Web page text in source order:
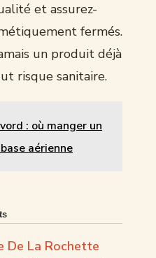
et assurez-
fermés.
un produit déjà
risque sanitaire.
: où manger un
aérienne
De La Rochette